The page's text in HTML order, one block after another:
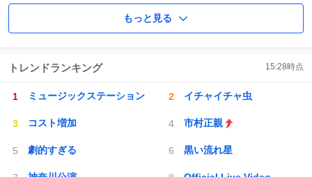
もっと見る
トレンドランキング 15:28時点
ミュージックステーション イチャイチャ虫
コスト増加 市村正親
劇的すぎる 黒い流れ星